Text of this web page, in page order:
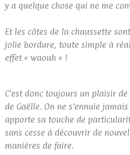
y a quelque chose qui ne me
Et les côtes de la chaussette
jolie bordure, toute simple à
effet « waouh » !
C’est donc toujours un plaisir
de Gaëlle. On ne s’ennuie
apporte sa touche de
sans cesse à découvrir de
manières de faire.